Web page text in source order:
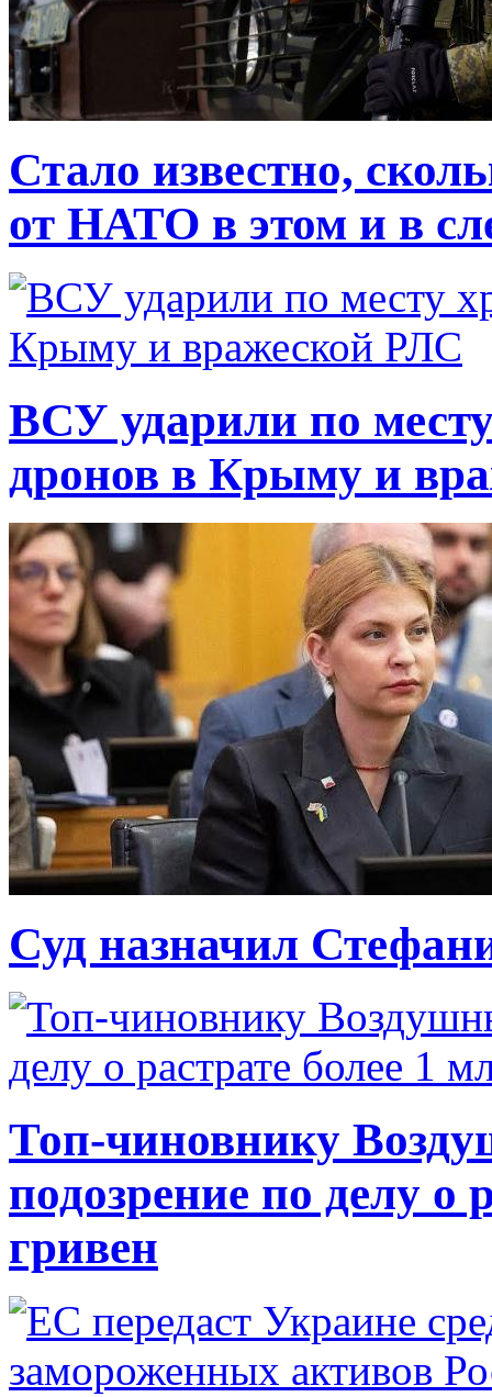
Стало известно,
от НАТО в этом и в
ВСУ ударили по
дронов в Крыму и
Суд назначил
Топ-чиновнику
подозрение по делу о
гривен